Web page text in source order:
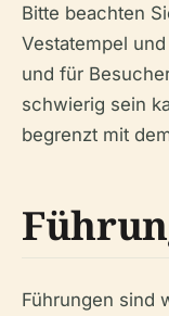
Bitte beachten
Vestatempel
und für
schwierig sein
begrenzt mit
Führungen sind